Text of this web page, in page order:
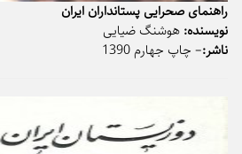
راهنمای صحرایی پستانداران ایران
نویسنده: هوشنگ ضیایی
ناشر:– چاپ جهارم 1390